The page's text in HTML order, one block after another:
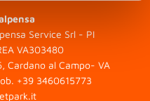
Service Srl - PI
VA303480
Cardano al Campo- VA
+39 3460615773